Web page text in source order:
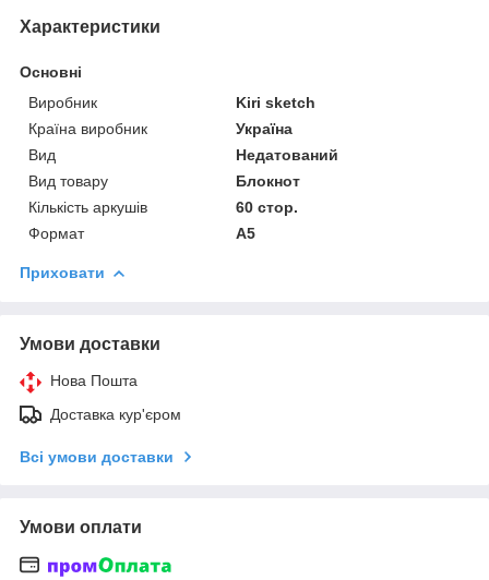
Характеристики
Основні
Виробник
Kiri sketch
Країна виробник
Україна
Вид
Недатований
Вид товару
Блокнот
Кількість аркушів
60 стор.
Формат
A5
Приховати
Умови доставки
Нова Пошта
Доставка кур'єром
Всі умови доставки
Умови оплати